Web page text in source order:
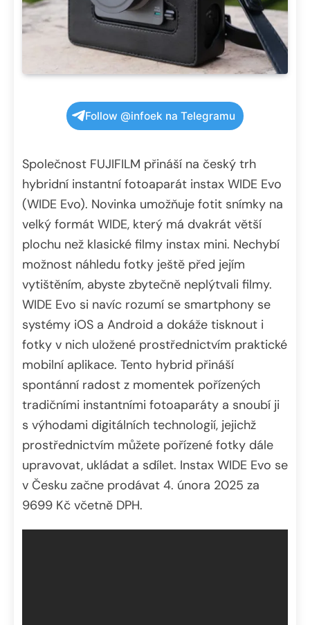
Follow @infoek na Telegramu
Společnost FUJIFILM přináší na český trh
hybridní instantní fotoaparát instax WIDE Evo
(WIDE Evo). Novinka umožňuje fotit snímky na
velký formát WIDE, který má dvakrát větší
plochu než klasické filmy instax mini. Nechybí
možnost náhledu fotky ještě před jejím
vytištěním, abyste zbytečně neplýtvali filmy.
WIDE Evo si navíc rozumí se smartphony se
systémy iOS a Android a dokáže tisknout i
fotky v nich uložené prostřednictvím praktické
mobilní aplikace. Tento hybrid přináší
spontánní radost z momentek pořízených
tradičními instantními fotoaparáty a snoubí ji
s výhodami digitálních technologií, jejichž
prostřednictvím můžete pořízené fotky dále
upravovat, ukládat a sdílet. Instax WIDE Evo se
v Česku začne prodávat 4. února 2025 za
9699 Kč včetně DPH.